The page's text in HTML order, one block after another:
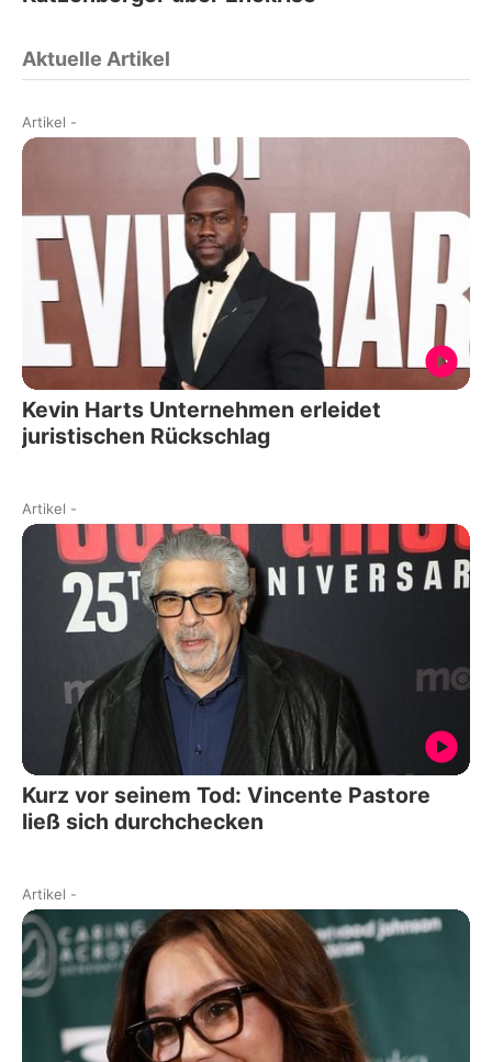
Aktuelle Artikel
Artikel -
Kevin Harts Unternehmen erleidet
juristischen Rückschlag
Artikel -
Kurz vor seinem Tod: Vincente Pastore
ließ sich durchchecken
Artikel -